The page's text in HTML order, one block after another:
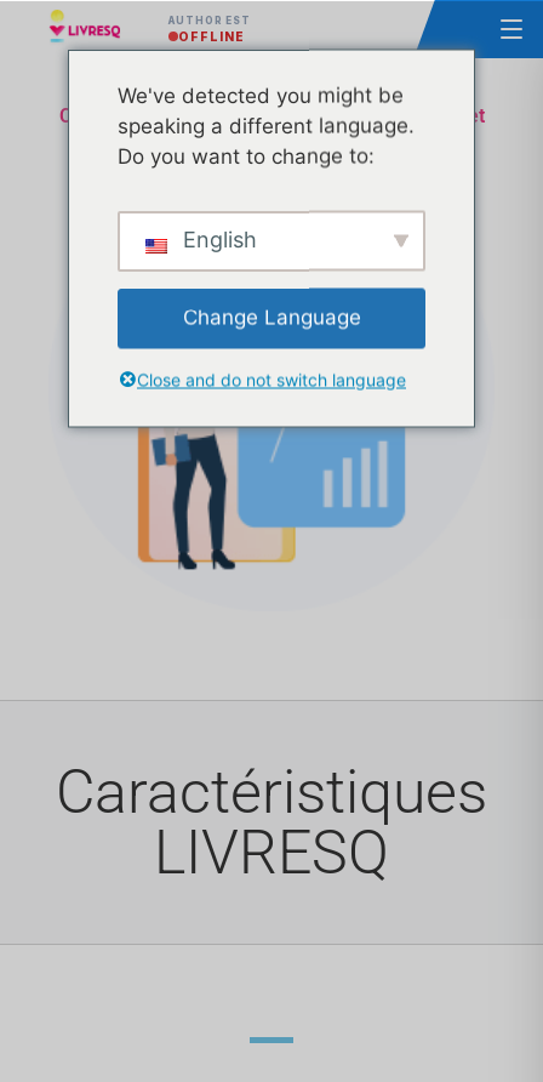
AUTHOR EST
OFFLINE
Cours d'homologation Ministère de l'Education et
de la Recherche - Support technique et
administratif - Transa 21
Caractéristiques
LIVRESQ
We've detected you might be
speaking a different language.
Do you want to change to:
English
Change Language
Close and do not switch language